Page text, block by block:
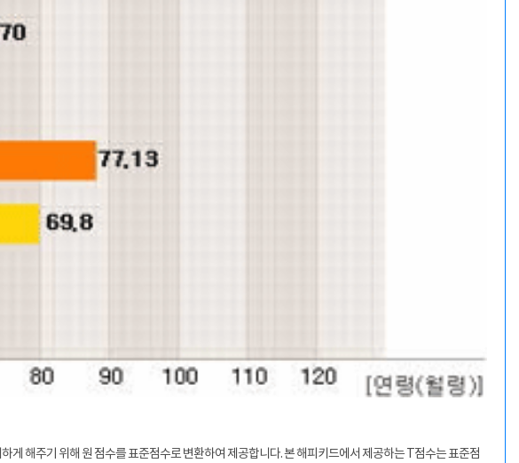
게 해주기 위해 원 점수를 표준점수로 변환하여 제공합니다. 본 해피키드에서 제공하는 T점수는 표준점